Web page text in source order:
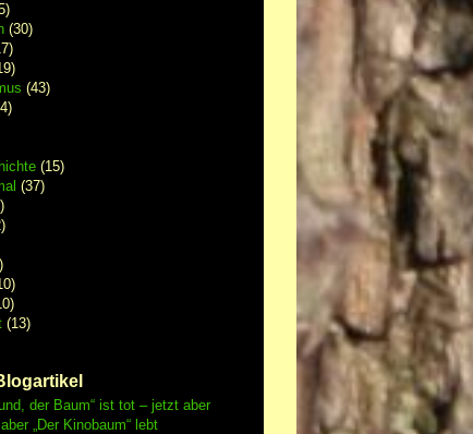
(30)
(43)
(15)
(37)
(13)
der Baum“ ist tot – jetzt aber
„Der Kinobaum“ lebt